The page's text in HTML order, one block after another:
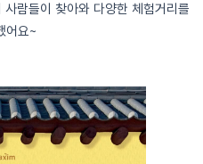
람들이 찾아와 다양한 체험거리를
어요~